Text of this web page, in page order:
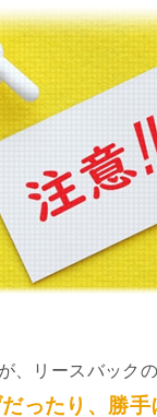
、リースバック
ったり、勝手